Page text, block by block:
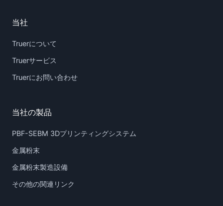
当社
Truerについて
Truerサービス
Truerにお問い合わせ
当社の製品
PBF-SEBM 3Dプリンティングシステム
金属粉末
金属粉末製造設備
その他の関連リンク